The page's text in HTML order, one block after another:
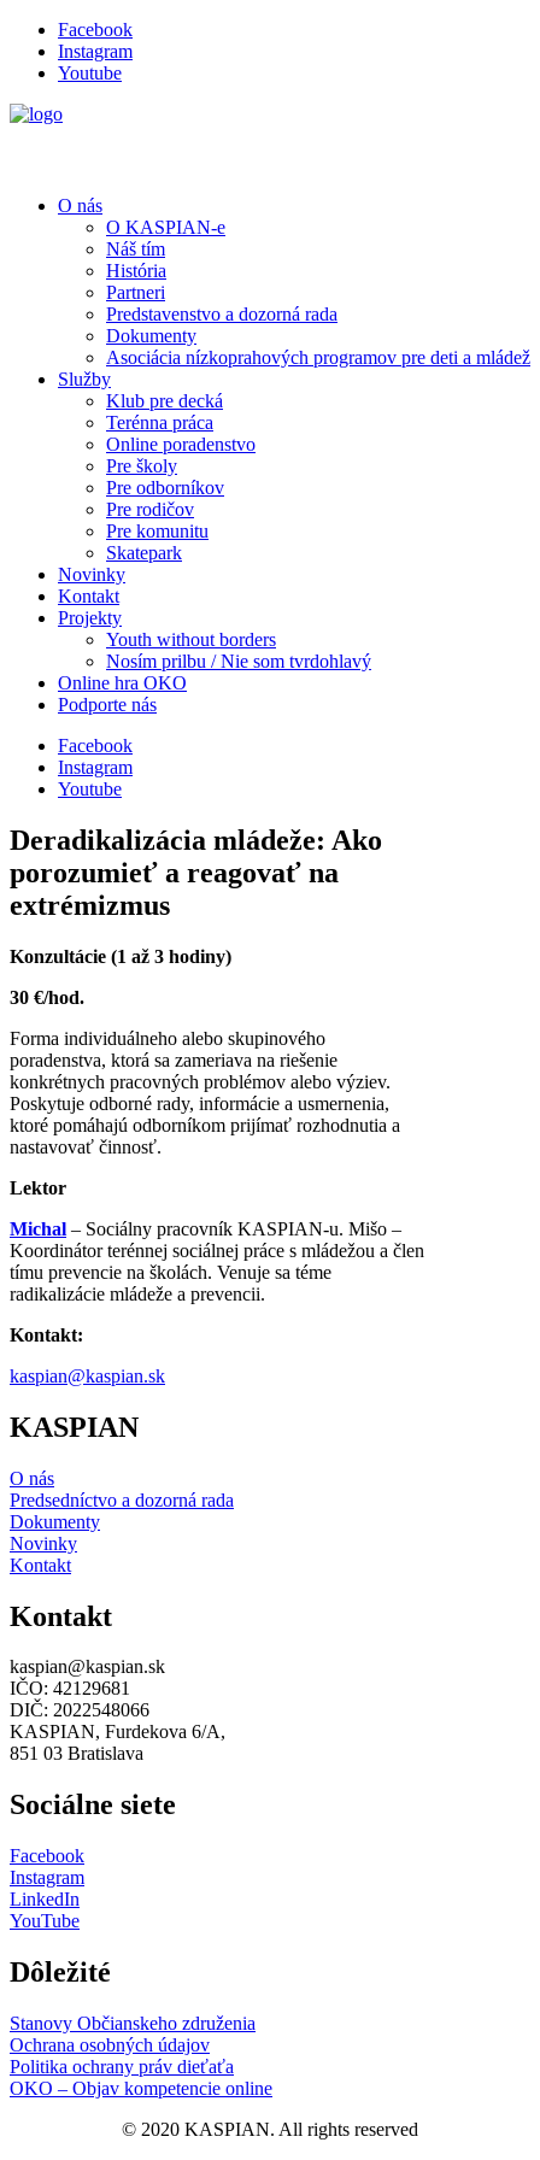
Facebook
Instagram
Youtube
O nás
O KASPIAN-e
Náš tím
História
Partneri
Predstavenstvo a dozorná rada
Dokumenty
Asociácia nízkoprahových programov pre deti a mládež
Služby
Klub pre decká
Terénna práca
Online poradenstvo
Pre školy
Pre odborníkov
Pre rodičov
Pre komunitu
Skatepark
Novinky
Kontakt
Projekty
Youth without borders
Nosím prilbu / Nie som tvrdohlavý
Online hra OKO
Podporte nás
Facebook
Instagram
Youtube
Deradikalizácia mládeže: Ako
porozumieť a reagovať na
extrémizmus
Konzultácie (1 až 3 hodiny)
30 €/hod.
Forma individuálneho alebo skupinového
poradenstva, ktorá sa zameriava na riešenie
konkrétnych pracovných problémov alebo výziev.
Poskytuje odborné rady, informácie a usmernenia,
ktoré pomáhajú odborníkom prijímať rozhodnutia a
nastavovať činnosť.
Lektor
Michal – Sociálny pracovník KASPIAN-u. Mišo –
Koordinátor terénnej sociálnej práce s mládežou a člen
tímu prevencie na školách. Venuje sa téme
radikalizácie mládeže a prevencii.
Kontakt:
kaspian@kaspian.sk
KASPIAN
O nás
Predsedníctvo a dozorná rada
Dokumenty
Novinky
Kontakt
Kontakt
kaspian@kaspian.sk
IČO: 42129681
DIČ: 2022548066
KASPIAN, Furdekova 6/A,
851 03 Bratislava
Sociálne siete
Facebook
Instagram
LinkedIn
YouTube
Dôležité
Stanovy Občianskeho združenia
Ochrana osobných údajov
Politika ochrany práv dieťaťa
OKO – Objav kompetencie online
© 2020 KASPIAN. All rights reserved